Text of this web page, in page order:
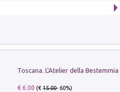
Toscana. L'Atelier della Bestemmia
€ 6.00 (€15.00- 60%)